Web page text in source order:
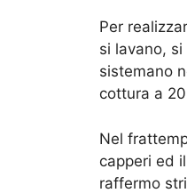
Per
si lavano,
sistemano
cottura a
Nel
capperi ed
raffermo